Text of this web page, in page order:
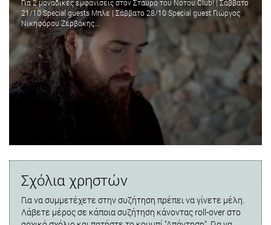
Για 2 μοναδικές εμφανίσεις στον Σταυρό του Νότου Club! | Σάββατο
21/10 Special guests Μπλε | Σάββατο 28/10 Special guest Γιώργος
Νικηφόρου Ζερβάκης...
Σχόλια χρηστών
Για να συμμετέχετε στην συζήτηση πρέπει να γίνετε μέλη.
Λάβετε μέρος σε κάποια συζήτηση κάνοντας roll-over στο